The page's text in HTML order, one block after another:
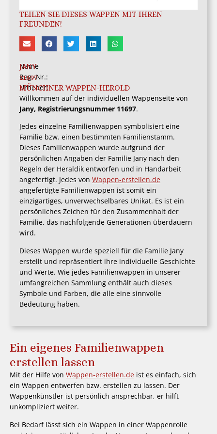
TEILEN SIE DIESES WAPPEN MIT IHREN
FREUNDEN!
Name
JANY
Reg.-Nr.:
11697
Urheber:
MÜNCHNER WAPPEN-HEROLD
Willkommen auf der individuellen Wappenseite von
Jany, Registrierungsnummer 11697.
Jedes einzelne Familienwappen symbolisiert eine
Familie bzw. einen bestimmten Familienstamm.
Dieses Familienwappen wurde aufgrund der
persönlichen Angaben der Familie Jany nach den
Regeln der Heraldik entworfen und in Handarbeit
angefertigt. Jedes von Wappen-erstellen.de
angefertigte Familienwappen ist somit ein
einzigartiges, unverwechselbares Unikat. Es ist ein
persönliches Zeichen für den Zusammenhalt der
Familie, das nachfolgende Generationen überdauern
wird.
Dieses Wappen wurde speziell für die Familie Jany
erstellt und repräsentiert ihre individuelle Geschichte
und Werte. Wie jedes Familienwappen in unserer
umfangreichen Sammlung enthält auch dieses
Symbole und Farben, die alle eine sinnvolle
Bedeutung haben.
Ein eigenes Familienwappen
erstellen lassen
Mit der Hilfe von Wappen-erstellen.de ist es einfach, sich
ein Wappen entwerfen bzw. erstellen zu lassen. Der
Wappenkünstler ist persönlich ansprechbar, er hilft
unkompliziert weiter.
Bei Bedarf lässt sich ein Wappen in einer Wappenrolle